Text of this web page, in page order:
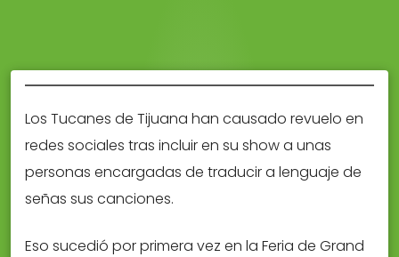
Los Tucanes de Tijuana han causado revuelo en
redes sociales tras incluir en su show a unas
personas encargadas de traducir a lenguaje de
señas sus canciones.
Eso sucedió por primera vez en la Feria de Grand